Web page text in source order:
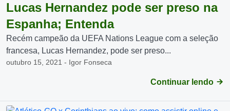
Lucas Hernandez pode ser preso na
Espanha; Entenda
Recém campeão da UEFA Nations League com a seleção
francesa, Lucas Hernandez, pode ser preso...
outubro 15, 2021 - Igor Fonseca
Continuar lendo